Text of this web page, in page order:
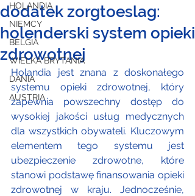
HOLANDIA
NIEMCY
BELGIA
WIELKA BRYTANIA
DANIA
AUSTRIA
dodatek zorgtoeslag:
holenderski system opieki
zdrowotnej
Holandia jest znana z doskonałego
systemu opieki zdrowotnej, który
zapewnia powszechny dostęp do
wysokiej jakości usług medycznych
dla wszystkich obywateli. Kluczowym
elementem tego systemu jest
ubezpieczenie zdrowotne, które
stanowi podstawę finansowania opieki
zdrowotnej w kraju. Jednocześnie,